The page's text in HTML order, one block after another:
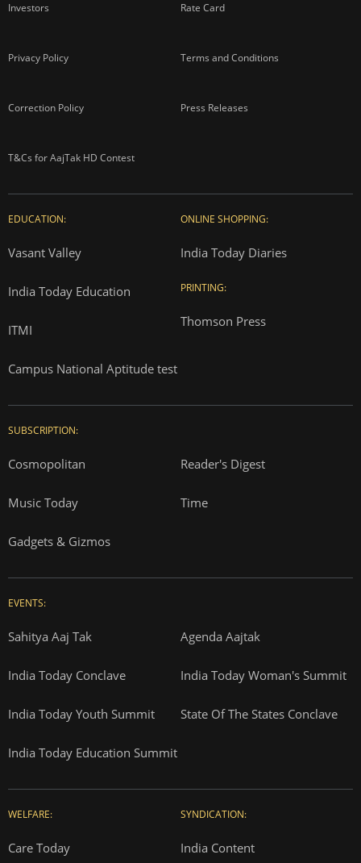
Investors Rate Card
Privacy Policy Terms and Conditions
Correction Policy Press Releases
T&Cs for AajTak HD Contest
EDUCATION:
Vasant Valley
India Today Education
ITMI
Campus National Aptitude test
ONLINE SHOPPING:
India Today Diaries
PRINTING:
Thomson Press
SUBSCRIPTION:
Cosmopolitan Reader's Digest
Music Today Time
Gadgets & Gizmos
EVENTS:
Sahitya Aaj Tak Agenda Aajtak
India Today Conclave India Today Woman's Summit
India Today Youth Summit State Of The States Conclave
India Today Education Summit
WELFARE:
Care Today
SYNDICATION:
India Content